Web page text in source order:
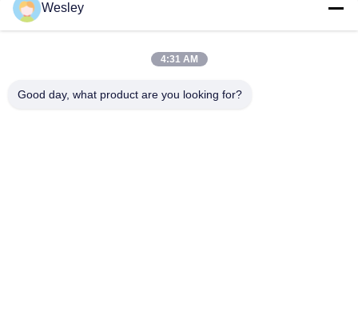
防火ABS LED緊急用ライト 10pcs SMD 5730 LED と 3.6V 1.8Ah
Ni-Cd バッテリー
緊急用 リチャージ可能なLEDライト Ni-Cd電池と防火ABS 3時間
Wesley
4:31 AM
Good day, what product are you looking for?